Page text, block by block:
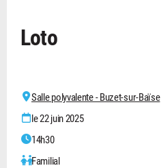
Loto
Salle polyvalente - Buzet-sur-Baïse
le 22 juin 2025
14h30
Familial